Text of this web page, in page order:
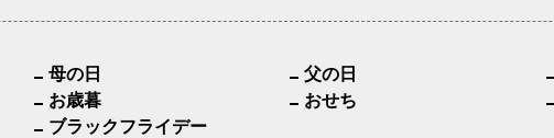
母の日 父の日
お歳暮
おせち
ブラックフライデー